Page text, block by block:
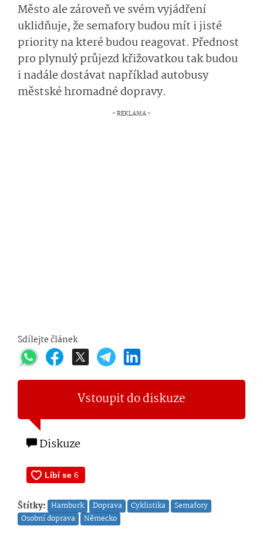
Město ale zároveň ve svém vyjádření
uklidňuje, že semafory budou mít i jisté
priority na které budou reagovat. Přednost
pro plynulý průjezd křižovatkou tak budou
i nadále dostávat například autobusy
městské hromadné dopravy.
Sdílejte článek
Vstoupit do diskuze
Diskuze
Štítky: Hamburk Doprava Cyklistika
Semafory
Osobní doprava
Německo